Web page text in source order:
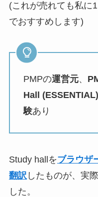
(これが売れても私に
でおすすめします)
PMPの運営元、
Hall (ESSENTIAL)
験あり
Study hallをブラウザ
翻訳 したものが、実
した。